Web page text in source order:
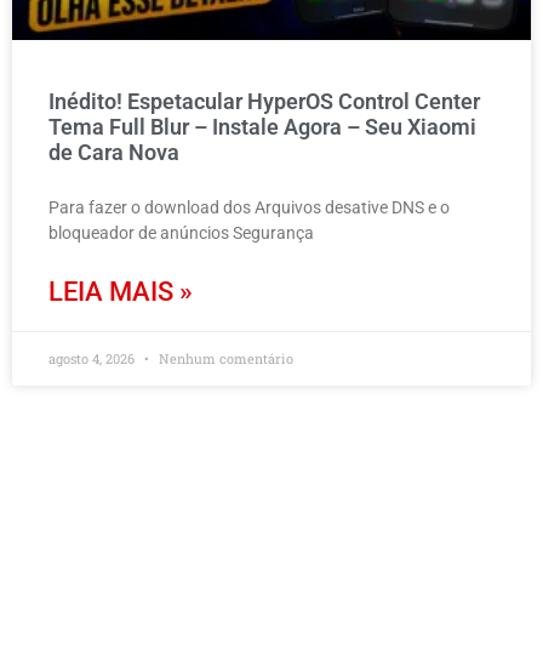
Inédito! Espetacular HyperOS Control Center
Tema Full Blur – Instale Agora – Seu Xiaomi
de Cara Nova
Para fazer o download dos Arquivos desative DNS e o
bloqueador de anúncios Segurança
LEIA MAIS »
agosto 4, 2026 Nenhum comentário